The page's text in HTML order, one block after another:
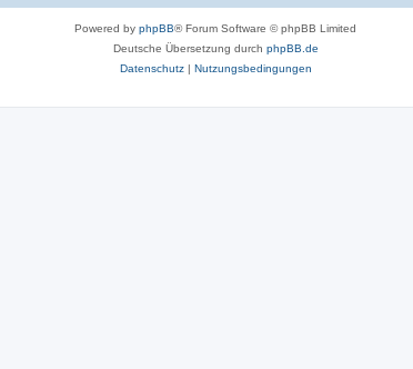
Powered by phpBB® Forum Software © phpBB Limited
Deutsche Übersetzung durch phpBB.de
Datenschutz| Nutzungsbedingungen